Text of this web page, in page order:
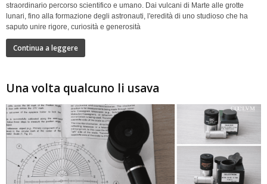
straordinario percorso scientifico e umano. Dai vulcani di Marte alle grotte
lunari, fino alla formazione degli astronauti, l'eredità di uno studioso che ha
saputo unire rigore, curiosità e generosità
Continua a leggere
Una volta qualcuno li usava